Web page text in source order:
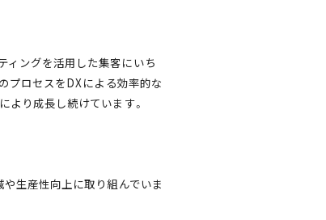
ィングを活用した集客にいち
プロセスをDXによる効率的な
より成長し続けています。
生産性向上に取り組んでいま